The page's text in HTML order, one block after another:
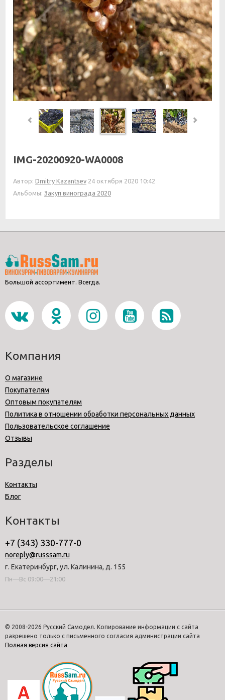
IMG-20200920-WA0008
Автор: Dmitry Kazantsev 24 октября 2020 10:42
Альбомы: Закуп винограда 2020
Большой ассортимент. Всегда.
Компания
О магазине
Покупателям
Оптовым покупателям
Политика в отношении обработки персональных данных
Пользовательское соглашение
Отзывы
Разделы
Контакты
Блог
Контакты
+7 (343) 330-777-0
noreply@russsam.ru
г. Екатеринбург, ул. Калинина, д. 155
Пн—Вс 09:00—21:00
© 2008-2026 Русский Самодел. Копирование информации с сайта
разрешено только с письменного согласия администрации сайта
Полная версия сайта